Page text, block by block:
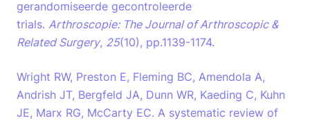
gerandomiseerde gecontroleerde
trials. Arthroscopie: The Journal of Arthroscopic &
Related Surgery, 25(10), pp.1139-1174.
Wright RW, Preston E, Fleming BC, Amendola A,
Andrish JT, Bergfeld JA, Dunn WR, Kaeding C, Kuhn
JE, Marx RG, McCarty EC. A systematic review of